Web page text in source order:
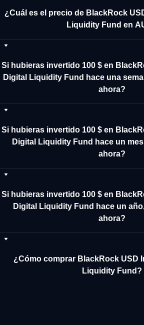
¿Cuál es el precio de BlackRock
Liquidity Fund en
Si hubieras invertido 100 $ en
Digital Liquidity Fund hace una
ahora?
Si hubieras invertido 100 $ en
Digital Liquidity Fund hace un
ahora?
Si hubieras invertido 100 $ en
Digital Liquidity Fund hace un
ahora?
¿Cómo comprar BlackRock USD
Liquidity Fund?